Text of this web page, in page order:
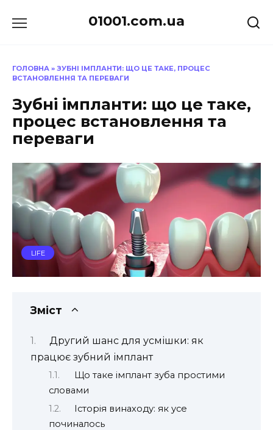
до
01001.com.ua
ГОЛОВНА » ЗУБНІ ІМПЛАНТИ: ЩО ЦЕ ТАКЕ, ПРОЦЕС
ВСТАНОВЛЕННЯ ТА ПЕРЕВАГИ
Зубні імпланти: що це таке,
процес встановлення та
переваги
LIFE
Зміст
Другий шанс для усмішки: як
працює зубний імплант
Що таке імплант зуба простими
словами
Історія винаходу: як усе
починалось